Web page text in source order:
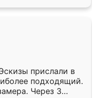
прислали в
подходящий.
Через 3